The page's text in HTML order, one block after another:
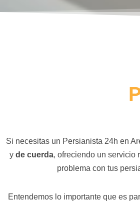
Si necesitas un Persianista 24h en
y de cuerda, ofreciendo un servicio
problema con tus
Entendemos lo importante que es